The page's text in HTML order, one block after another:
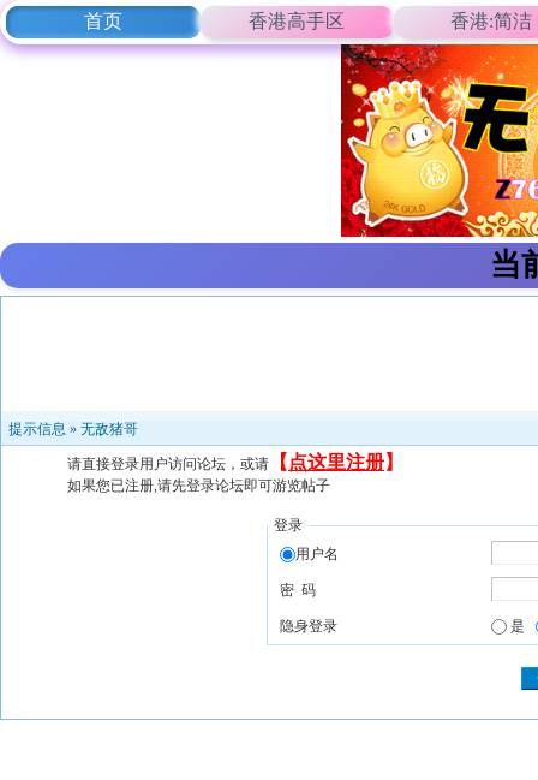
首页 香港高手区 香港:简洁
当
提示信息 » 无敌猪哥
请直接登录用户访问论坛，或请 【 点这里注册】
如果您已注册,请先登录论坛即可游览帖子
登录
用户名
密 码
隐身登录 是